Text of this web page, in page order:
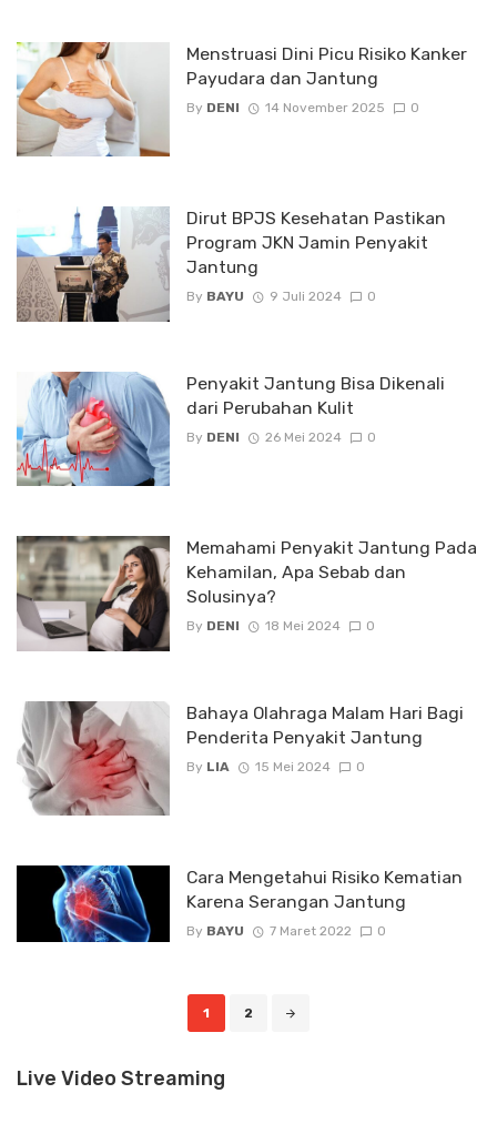
Menstruasi Dini Picu Risiko Kanker
Payudara dan Jantung
By DENI 14 November 2025 0
Dirut BPJS Kesehatan Pastikan
Program JKN Jamin Penyakit
Jantung
By BAYU 9 Juli 2024 0
Penyakit Jantung Bisa Dikenali
dari Perubahan Kulit
By DENI 26 Mei 2024 0
Memahami Penyakit Jantung Pada
Kehamilan, Apa Sebab dan
Solusinya?
By DENI 18 Mei 2024 0
Bahaya Olahraga Malam Hari Bagi
Penderita Penyakit Jantung
By LIA 15 Mei 2024 0
Cara Mengetahui Risiko Kematian
Karena Serangan Jantung
By BAYU 7 Maret 2022 0
1 2
Live Video Streaming